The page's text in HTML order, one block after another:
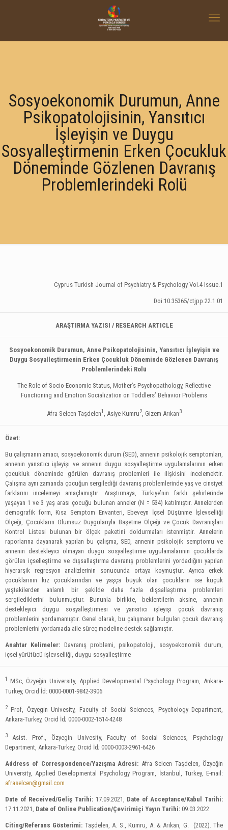
Sosyoekonomik Durumun, Anne
Psikopatolojisinin, Yansıtıcı
İşleyişin ve Duygu
Sosyalleştirmenin Erken Çocukluk
Döneminde Gözlenen Davranış
Problemlerindeki Rolü
Cyprus Turkish Journal of Psychiatry & Psychology Vol.4 Issue.1
Doi:10.35365/ctjpp.22.1.01
ARAŞTIRMA YAZISI / RESEARCH ARTICLE
Sosyoekonomik Durumun, Anne Psikopatolojisinin, Yansıtıcı İşleyişin ve
Duygu Sosyalleştirmenin Erken Çocukluk Döneminde Gözlenen Davranış
Problemlerindeki Rolü
The Role of Socio-Economic Status, Mother’s Psychopathology, Reflective
Functioning and Emotion Socialization on Toddlers’ Behavior Problems
Afra Selcen Taşdelen1, Asiye Kumru2, Gizem Arıkan3
Özet:
Bu çalışmanın amacı, sosyoekonomik durum (SED), annenin psikolojik semptomları,
annenin yansıtıcı işleyişi ve annenin duygu sosyalleştirme uygulamalarının erken
çocukluk döneminde görülen davranış problemleri ile ilişkisini incelemektir.
Çalışma aynı zamanda çocuğun sergilediği davranış problemlerinde yaş ve cinsiyet
farklarını incelemeyi amaçlamıştır. Araştırmaya, Türkiye’nin farklı şehirlerinde
yaşayan 1 ve 3 yaş arası çocuğu bulunan anneler (N = 534) katılmıştır. Annelerden
demografik form, Kısa Semptom Envanteri, Ebeveyn İçsel Düşünme İşlevselliği
Ölçeği, Çocukların Olumsuz Duygularıyla Başetme Ölçeği ve Çocuk Davranışları
Kontrol Listesi bulunan bir ölçek paketini doldurmaları istenmiştir. Annelerin
raporlarına dayanarak yapılan bu çalışma, SED, annenin psikolojik semptomu ve
annenin destekleyici olmayan duygu sosyalleştirme uygulamalarının çocuklarda
görülen içselleştirme ve dışsallaştırma davranış problemlerini yordadığını yapılan
hiyerarşik regresyon analizlerinin sonucunda ortaya koymuştur. Ayrıca erkek
çocuklarının kız çocuklarından ve yaşça büyük olan çocukların ise küçük
yaştakilerden anlamlı bir şekilde daha fazla dışsallaştırma problemleri
sergilediklerini bulunmuştur. Bununla birlikte, beklentilerin aksine, annenin
destekleyici duygu sosyalleştirmesi ve yansıtıcı işleyişi çocuk davranış
problemlerini yordamamıştır. Genel olarak, bu çalışmanın bulguları çocuk davranış
problemlerini yordamada aile süreç modeline destek sağlamıştır.
Anahtar Kelimeler: Davranış problemi, psikopatoloji, sosyoekonomik durum,
içsel yürütücü işlevselliği, duygu sosyalleştirme
1 MSc, Özyeğin University, Applied Developmental Psychology Program, Ankara-
Turkey, Orcid İd: 0000-0001-9842-3906
2Prof, Özyegin Univesity, Faculty of Social Sciences, Psychology Department,
Ankara-Turkey, Orcid İd; 0000-0002-1514-4248
3 Asist. Prof., Özyegin Univesity, Faculty of Social Sciences, Psychology
Department, Ankara-Turkey, Orcid İd; 0000-0003-2961-6426
Address of Correspondence/Yazışma Adresi: Afra Selcen Taşdelen, Özyeğin
University, Applied Developmental Psychology Program, İstanbul, Turkey, E-mail:
afraselcen@gmail.com
Date of Received/Geliş Tarihi: 17.09.2021, Date of Acceptance/Kabul Tarihi:
17.11.2021, Date of Online Publication/Çevirimiçi Yayın Tarihi: 09.03.2022
Citing/Referans Gösterimi: Taşdelen, A. S., Kumru, A. & Arıkan, G. (2022). The